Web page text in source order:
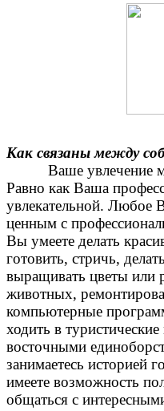
Как связаны между
Ваше увлечение
Равно как Ваша
увлекательной. Любое
ценным с
Вы умеете делать
готовить, стричь,
выращивать цветы или
животных,
компьютерные
ходить в
восточными
занимаетесь историей
имеете возможность
общаться с